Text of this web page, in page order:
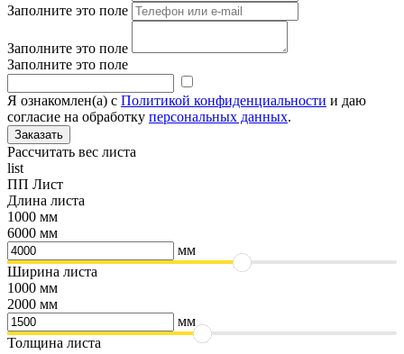
Заполните это поле
Заполните это поле
Заполните это поле
Я ознакомлен(а) с Политикой конфиденциальности и даю
согласие на обработку персональных данных.
Рассчитать вес листа
list
ПП Лист
Длина листа
1000 мм
6000 мм
мм
Ширина листа
1000 мм
2000 мм
мм
Толщина листа